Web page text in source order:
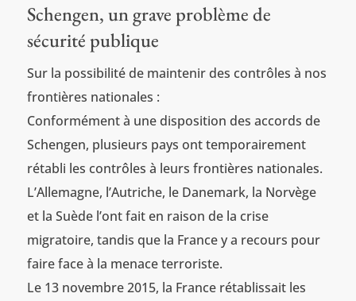
Schengen, un grave problème de
sécurité publique
Sur la possibilité de maintenir des contrôles à nos
frontières nationales :
Conformément à une disposition des accords de
Schengen, plusieurs pays ont temporairement
rétabli les contrôles à leurs frontières nationales.
L’Allemagne, l’Autriche, le Danemark, la Norvège
et la Suède l’ont fait en raison de la crise
migratoire, tandis que la France y a recours pour
faire face à la menace terroriste.
Le 13 novembre 2015, la France rétablissait les